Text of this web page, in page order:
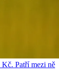
Patří mezi ně